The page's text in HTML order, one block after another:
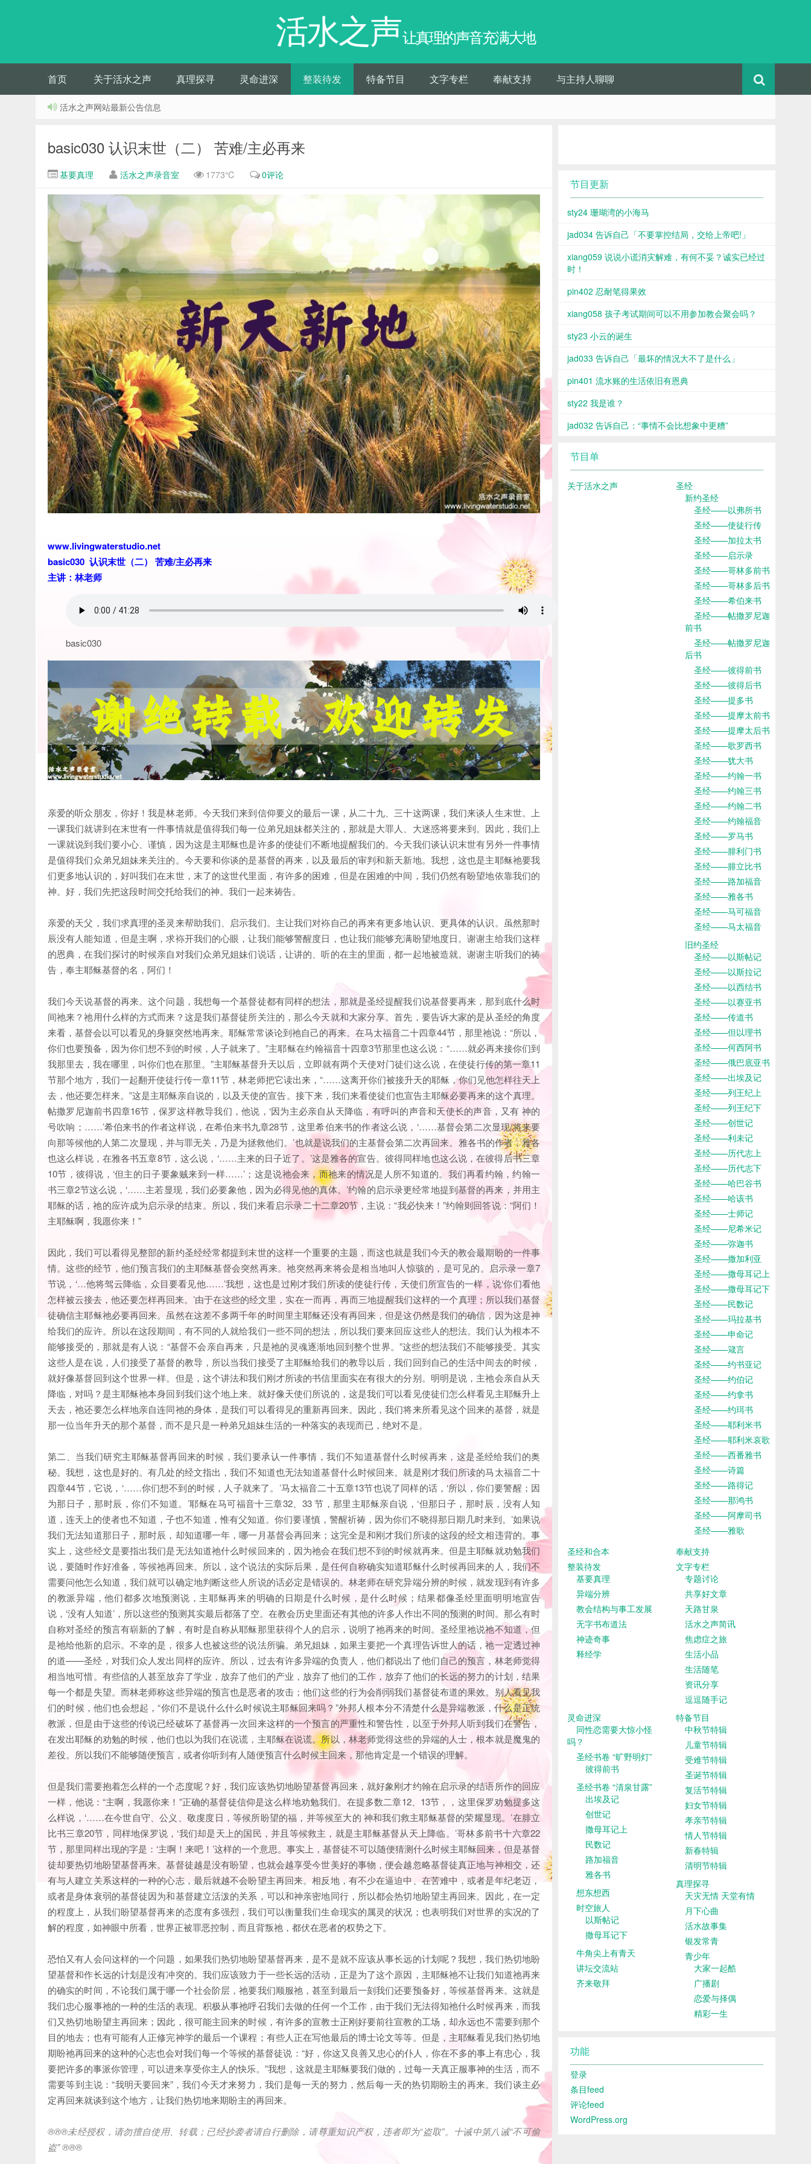
活水之声让真理的声音充满大地
首页 关于活水之声 真理探寻 灵命进深 整装待发 特备节目 文字专栏 奉献支持 与主持人聊聊
活水之声网站最新公告信息
basic030 认识末世（二） 苦难/主必再来
基要真理 活水之声录音室 1773℃ 0评论
www.livingwaterstudio.net
basic030 认识末世（二） 苦难/主必再来
主讲：林老师
basic030
亲爱的听众朋友，你好！我是林老师。今天我们来到信仰要义的最后一课，从二十九、三十这两课，我们来谈人生末世。上
一课我们就讲到在末世有一件事情就是值得我们每一位弟兄姐妹都关注的，那就是大罪人、大迷惑将要来到。因此，我们上
一课就说到我们要小心、谨慎，因为这是主耶稣也是许多的使徒们不断地提醒我们的。今天我们谈认识末世有另外一件事情
是值得我们众弟兄姐妹来关注的。今天要和你谈的是基督的再来，以及最后的审判和新天新地。我想，这也是主耶稣祂要我
们更多地认识的，好叫我们在末世，末了的这世代里面，有许多的困难，但是在困难的中间，我们仍然有盼望地依靠我们的
神。好，我们先把这段时间交托给我们的神。我们一起来祷告。
亲爱的天父，我们求真理的圣灵来帮助我们、启示我们。主让我们对袮自己的再来有更多地认识、更具体的认识。虽然那时
辰没有人能知道，但是主啊，求袮开我们的心眼，让我们能够警醒度日，也让我们能够充满盼望地度日。谢谢主给我们这样
的恩典，在我们探讨的时候亲自对我们众弟兄姐妹们说话，让讲的、听的在主的里面，都一起地被造就。谢谢主听我们的祷
告，奉主耶稣基督的名，阿们！
我们今天说基督的再来。这个问题，我想每一个基督徒都有同样的想法，那就是圣经提醒我们说基督要再来，那到底什么时
间祂来？祂用什么样的方式而来？这是我们基督徒所关注的，那么今天就和大家分享。首先，要告诉大家的是从圣经的角度
来看，基督会以可以看见的身躯突然地再来。耶稣常常谈论到祂自己的再来。在马太福音二十四章44节，那里祂说：“所以，
你们也要预备，因为你们想不到的时候，人子就来了。”主耶稣在约翰福音十四章3节那里也这么说：“……就必再来接你们到
我那里去，我在哪里，叫你们也在那里。”主耶稣基督升天以后，立即就有两个天使对门徒们这么说，在使徒行传的第一章11
节那个地方，我们一起翻开使徒行传一章11节，林老师把它读出来，“……这离开你们被接升天的耶稣，你们见他怎样往天上
去，他还要怎样来。”这是主耶稣亲自说的，以及天使的宣告。接下来，我们来看使徒们也宣告主耶稣必要再来的这个真理。
帖撒罗尼迦前书四章16节，保罗这样教导我们，他说，‘因为主必亲自从天降临，有呼叫的声音和天使长的声音，又有 神的
号吹响；……’希伯来书的作者这样说，在希伯来书九章28节，这里希伯来书的作者这么说，‘……基督会第二次显现/将来要
向那等候他的人第二次显现，并与罪无关，乃是为拯救他们。’也就是说我们的主基督会第二次再回来。雅各书的作者，雅各
也这么样说，在雅各书五章8节，这么说，‘……主来的日子近了。’这是雅各的宣告。彼得同样地也这么说，在彼得后书三章
10节，彼得说，‘但主的日子要象贼来到一样……’；这是说祂会来，而祂来的情况是人所不知道的。我们再看约翰，约翰一
书三章2节这么说，‘……主若显现，我们必要象他，因为必得见他的真体。’约翰的启示录更经常地提到基督的再来，并用主
耶稣的话，祂的应许成为启示录的结束。所以，我们来看启示录二十二章20节，主说：“我必快来！”约翰则回答说：“阿们！
主耶稣啊，我愿你来！”
因此，我们可以看得见整部的新约圣经经常都提到末世的这样一个重要的主题，而这也就是我们今天的教会最期盼的一件事
情。这些的经节，他们预言我们的主耶稣基督会突然再来。祂突然再来将会是相当地叫人惊骇的，是可见的。启示录一章7
节说，‘…他将驾云降临，众目要看见他……’我想，这也是过刚才我们所读的使徒行传，天使们所宣告的一样，说‘你们看他
怎样被云接去，他还要怎样再回来。’由于在这些的经文里，实在一而再，再而三地提醒我们这样的一个真理；所以我们基督
徒确信主耶稣祂必要再回来。虽然在这差不多两千年的时间里主耶稣还没有再回来，但是这仍然是我们的确信，因为这是神
给我们的应许。所以在这段期间，有不同的人就给我们一些不同的想法，所以我们要来回应这些人的想法。我们认为根本不
能够接受的，那就是有人说：“基督不会亲自再来，只是祂的灵魂逐渐地回到整个世界。”这些的想法我们不能够接受。其实
这些人是在说，人们接受了基督的教导，所以当我们接受了主耶稣给我们的教导以后，我们回到自己的生活中间去的时候，
就好像基督回到这个世界一样。但是，这个讲法和我们刚才所读的书信里面实在有很大的分别。明明是说，主祂会亲自从天
降临，对吗？是主耶稣祂本身回到我们这个地上来。就好像天使们所说的，这是我们可以看见使徒们怎么样看见主耶稣升上
天去，祂还要怎么样地亲自连同祂的身体，是我们可以看得见的重新再回来。因此，我们将来所看见这个回来的基督，就是
那一位当年升天的那个基督，而不是只是一种弟兄姐妹生活的一种落实的表现而已，绝对不是。
第二、当我们研究主耶稣基督再回来的时候，我们要承认一件事情，我们不知道基督什么时候再来，这是圣经给我们的奥
秘。我想，这也是好的。有几处的经文指出，我们不知道也无法知道基督什么时候回来。就是刚才我们所读的马太福音二十
四章44节，它说，‘……你们想不到的时候，人子就来了。’马太福音二十五章13节也说了同样的话，‘所以，你们要警醒；因
为那日子，那时辰，你们不知道。’耶稣在马可福音十三章32、33 节，那里主耶稣亲自说，‘但那日子，那时辰，没有人知
道，连天上的使者也不知道，子也不知道，惟有父知道。你们要谨慎，警醒祈祷，因为你们不晓得那日期几时来到。’如果说
我们无法知道那日子，那时辰，却知道哪一年，哪一月基督会再回来；这完全是和刚才我们所读的这段的经文相违背的。事
实上，这些经文是要指出我们是无法知道祂什么时候回来的，因为祂会在我们想不到的时候就再来。但是主耶稣就劝勉我们
说，要随时作好准备，等候祂再回来。所以，这个说法的实际后果，是任何自称确实知道耶稣什么时候再回来的人，我们不
需要问他怎么知道，我们就可以确定地判断这些人所说的话必定是错误的。林老师在研究异端分辨的时候，就发现到有许多
的教派异端，他们都多次地预测说，主耶稣再来的明确的日期是什么时候，是什么时候；结果都像圣经里面明明地宣告
说，‘没有人知道’，所以这些的预测其实最后都落了空。在教会历史里面还有其他的许多人作出不同的预测的时间。那么有时
自称对圣经的预言有崭新的了解，有时是自称从耶稣那里获得个人的启示，说明了祂再来的时间。圣经里祂说祂不知道，但
是祂给他新的启示。不幸的是，很多人也被这些的说法所骗。弟兄姐妹，如果主要把一个真理告诉世人的话，祂一定透过神
的道——圣经，对我们众人发出同样的应许。所以，过去有许多异端的负责人，他们都说出了他们自己的预言，林老师觉得
相当地可惜。有些信的人甚至放弃了学业，放弃了他们的产业，放弃了他们的工作，放弃了他们的长远的努力的计划，结果
每一个都是失望。而林老师称这些异端的预言也是恶者的攻击；他们这些的行为会削弱我们基督徒布道的果效。别人看见我
们的时候，他们也会想起，“你们不是说什么什么时候说主耶稣回来吗？”外邦人根本分不清楚什么是异端教派，什么是正统
教派，但是由于这些的传说已经破坏了基督再一次回来这样的一个预言的严重性和警告性，以至于外邦人听到我们在警告，
在发出耶稣的劝勉的时候，他们也以为我们在说谎，主耶稣在说谎。所以，林老师觉得这些的异端的人士，根本就是魔鬼的
差役。所以我们不能够随便预言，或者你听到有人随便预言什么时候主回来，那他肯定是一个错误的理解。
但是我们需要抱着怎么样的一个态度呢？好，我们应该热切地盼望基督再回来，就好象刚才约翰在启示录的结语所作的回应
一样，他说：“主啊，我愿你来！”正确的基督徒信仰是这么样地劝勉我们。在提多数二章12、13节，，这里保罗劝勉提多这
么样说，‘……在今世自守、公义、敬虔度日，等候所盼望的福，并等候至大的 神和我们救主耶稣基督的荣耀显现。’在腓立
比书三章20节，同样地保罗说，‘我们却是天上的国民，并且等候救主，就是主耶稣基督从天上降临。’哥林多前书十六章22
节，那里同样出现的字是：‘主啊！来吧！’这样的一个意思。事实上，基督徒不可以随便猜测什么时候主耶稣回来，但是基督
徒却要热切地盼望基督再来。基督徒越是没有盼望，也就会越享受今世美好的事物，便会越忽略基督徒真正地与神相交，还
有与人建立关系这样的一种的心志，最后就越不会盼望主再回来。相反地，有不少在逼迫中、在苦难中，或者是年纪老迈，
或者是身体衰弱的基督徒因为和基督建立活泼的关系，可以和神亲密地同行，所以都会热切地盼望主再回来。因此，在一定
的程度上，从我们盼望基督再来的态度有多强烈，我们可以衡量我们生命现实的属灵的状况；也表明我们对世界的实况的了
解的程度，如神眼中所看，世界正被罪恶控制，而且背叛祂，都伏在恶者的权势之下。
恐怕又有人会问这样的一个问题，如果我们热切地盼望基督再来，是不是就不应该从事长远的计划呢？我想，我们热切地盼
望基督和作长远的计划是没有冲突的。我们应该致力于一些长远的活动，正是为了这个原因，主耶稣祂不让我们知道祂再来
的确实的时间，不论我们属于哪一个社会阶层，祂要我们顺服祂，甚至到最后一刻我们还要预备好，等候基督再来。这就是
我们忠心服事祂的一种的生活的表现。积极从事祂呼召我们去做的任何一个工作，由于我们无法得知祂什么时候再来，而我
们又热切地盼望主再回来；因此，很可能主回来的时候，有许多的宣教士正刚好要前往宣教的工场，却永远也不需要到那个
目的地去；也有可能有人正修完神学的最后一个课程；有些人正在写他最后的博士论文等等。但是，主耶稣看见我们热切地
期盼祂再回来的这种的心志也会对我们每一个等候的基督徒说：“好，你这又良善又忠心的仆人，你在不多的事上有忠心，我
要把许多的事派你管理，可以进来享受你主人的快乐。”我想，这就是主耶稣要我们做的，过每一天真正服事神的生活，而不
需要等到主说：“我明天要回来”，我们今天才来努力，我们是每一天的努力，然后每一天的热切期盼主的再来。我们谈主必
定再回来就谈到这个地方，让我们热切地来期盼主的再回来。
®®®未经授权，请勿擅自使用、转载；已经抄袭者请自行删除，请尊重知识产权，违者即为“盗取”。十诫中第八诫“不可偷
盗” ®®®
节目更新
sty24 珊瑚湾的小海马
jad034 告诉自己「不要掌控结局，交给上帝吧!」
xiang059 说说小谎消灾解难，有何不妥？诚实已经过
时！
pin402 忍耐笔得果效
xiang058 孩子考试期间可以不用参加教会聚会吗？
sty23 小云的诞生
jad033 告诉自己「最坏的情况大不了是什么」
pin401 流水账的生活依旧有恩典
sty22 我是谁？
jad032 告诉自己：“事情不会比想象中更糟”
节目单
关于活水之声
圣经
新约圣经
圣经——以弗所书
圣经——使徒行传
圣经——加拉太书
圣经——启示录
圣经——哥林多前书
圣经——哥林多后书
圣经——希伯来书
圣经——帖撒罗尼迦
前书
圣经——帖撒罗尼迦
后书
圣经——彼得前书
圣经——彼得后书
圣经——提多书
圣经——提摩太前书
圣经——提摩太后书
圣经——歌罗西书
圣经——犹大书
圣经——约翰一书
圣经——约翰三书
圣经——约翰二书
圣经——约翰福音
圣经——罗马书
圣经——腓利门书
圣经——腓立比书
圣经——路加福音
圣经——雅各书
圣经——马可福音
圣经——马太福音
旧约圣经
圣经——以斯帖记
圣经——以斯拉记
圣经——以西结书
圣经——以赛亚书
圣经——传道书
圣经——但以理书
圣经——何西阿书
圣经——俄巴底亚书
圣经——出埃及记
圣经——列王纪上
圣经——列王纪下
圣经——创世记
圣经——利未记
圣经——历代志上
圣经——历代志下
圣经——哈巴谷书
圣经——哈该书
圣经——士师记
圣经——尼希米记
圣经——弥迦书
圣经——撒加利亚
圣经——撒母耳记上
圣经——撒母耳记下
圣经——民数记
圣经——玛拉基书
圣经——申命记
圣经——箴言
圣经——约书亚记
圣经——约伯记
圣经——约拿书
圣经——约珥书
圣经——耶利米书
圣经——耶利米哀歌
圣经——西番雅书
圣经——诗篇
圣经——路得记
圣经——那鸿书
圣经——阿摩司书
圣经——雅歌
圣经和合本
奉献支持
整装待发
基要真理
异端分辨
教会结构与事工发展
无字书布道法
神迹奇事
释经学
文字专栏
专题讨论
共享好文章
天路甘泉
活水之声简讯
焦虑症之旅
生活小品
生活随笔
资讯分享
逗逗随手记
灵命进深
同性恋需要大惊小怪
吗？
圣经书卷 “旷野明灯”
彼得前书
圣经书卷 “清泉甘露”
出埃及记
创世记
撒母耳记上
民数记
路加福音
雅各书
想东想西
时空旅人
以斯帖记
撒母耳记下
牛角尖上有青天
讲坛交流站
齐来敬拜
特备节目
中秋节特辑
儿童节特辑
受难节特辑
圣诞节特辑
复活节特辑
妇女节特辑
孝亲节特辑
情人节特辑
新春特辑
清明节特辑
真理探寻
天灾无情 天堂有情
月下心曲
活水故事集
银发常青
青少年
大家一起酷
广播剧
恋爱与择偶
精彩一生
功能
登录
条目feed
评论feed
WordPress.org